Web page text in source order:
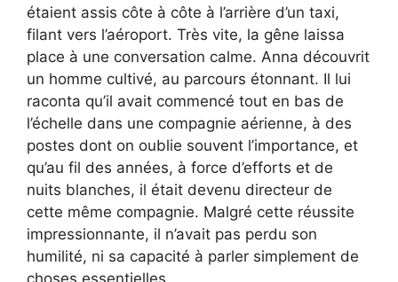
étaient assis côte à côte à l’arrière d’un taxi,
filant vers l’aéroport. Très vite, la gêne laissa
place à une conversation calme. Anna découvrit
un homme cultivé, au parcours étonnant. Il lui
raconta qu’il avait commencé tout en bas de
l’échelle dans une compagnie aérienne, à des
postes dont on oublie souvent l’importance, et
qu’au fil des années, à force d’efforts et de
nuits blanches, il était devenu directeur de
cette même compagnie. Malgré cette réussite
impressionnante, il n’avait pas perdu son
humilité, ni sa capacité à parler simplement de
choses essentielles.